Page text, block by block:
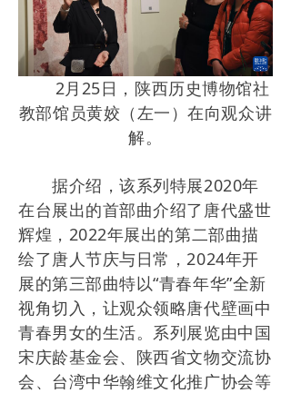
2月25日，陕西历史博物馆社
教部馆员黄姣（左一）在向观众讲
解。
据介绍，该系列特展2020年
在台展出的首部曲介绍了唐代盛世
辉煌，2022年展出的第二部曲描
绘了唐人节庆与日常，2024年开
展的第三部曲特以“青春年华”全新
视角切入，让观众领略唐代壁画中
青春男女的生活。系列展览由中国
宋庆龄基金会、陕西省文物交流协
会、台湾中华翰维文化推广协会等